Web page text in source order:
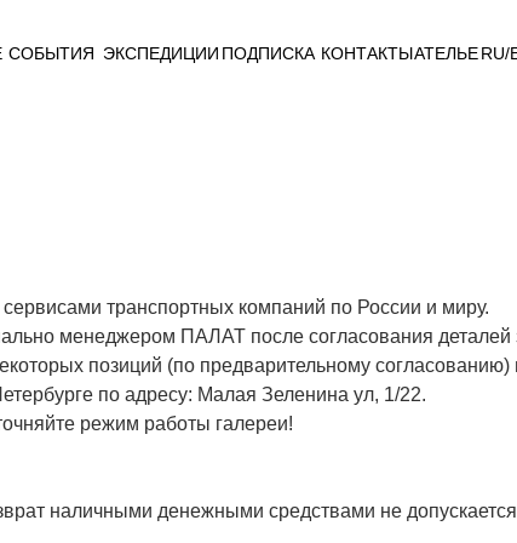
СОБЫТИЯ ЭКСПЕДИЦИИ ПОДПИСКА КОНТАКТЫАТЕЛЬЕRU/
транспортных компаний по России и миру.
менеджером ПАЛАТ после согласования деталей
позиций (по предварительному согласованию)
по адресу: Малая Зеленина ул, 1/22.
режим работы галереи!
наличными денежными средствами не